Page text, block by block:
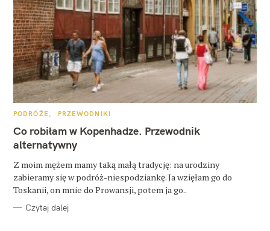
K
T
E
G
O
I
E
PODRÓŻE PRZEWODNIKI
Co robiłam w Kopenhadze. Przewodnik
alternatywny
Z moim mężem mamy taką małą tradycję: na urodziny
zabieramy się w podróż-niespodziankę. Ja wzięłam go do
Toskanii, on mnie do Prowansji, potem ja go..
Czytaj dalej